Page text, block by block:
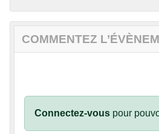
COMMENTEZ
Connectez-vous pour